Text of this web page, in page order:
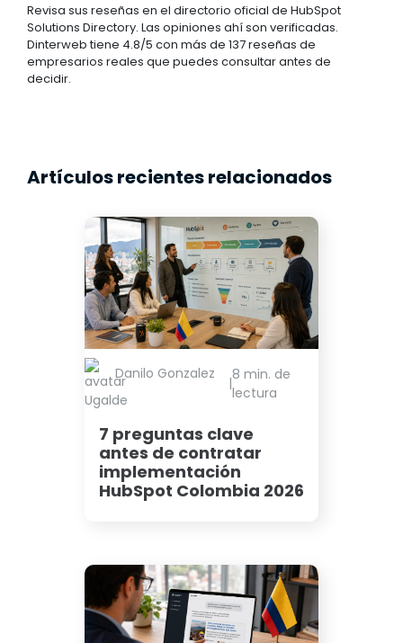
Revisa sus reseñas en el directorio oficial de HubSpot
Solutions Directory. Las opiniones ahí son verificadas.
Dinterweb tiene 4.8/5 con más de 137 reseñas de
empresarios reales que puedes consultar antes de
decidir.
Artículos recientes relacionados
Danilo Gonzalez
Ugalde
|
8 min. de
lectura
7 preguntas clave
antes de contratar
implementación
HubSpot Colombia 2026